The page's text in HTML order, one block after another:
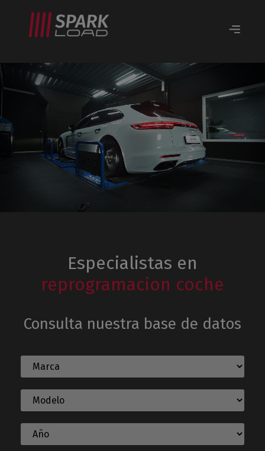
Especialistas en
reprogramacion coche
Consulta nuestra base de datos